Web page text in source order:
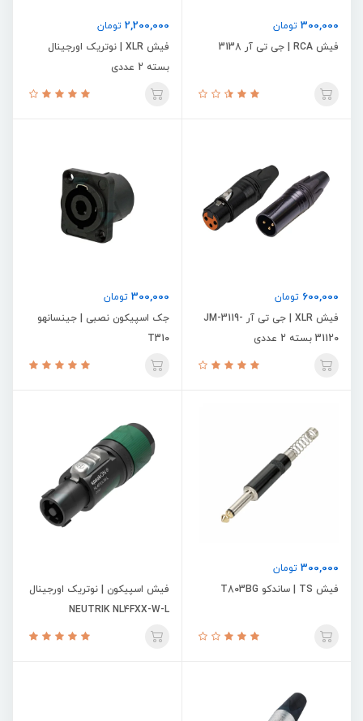
300,000 تومان
فیش RCA | جی تی آر 3138
2,200,000 تومان
فیش XLR | نوتریک اورجینال
بسته 2 عددی
600,000 تومان
فیش XLR | جی تی آر JM-3119-
31120 بسته 2 عددی
300,000 تومان
جک اسپیکون نصبی | جینسانهو
T310
300,000 تومان
فیش TS | ساندکو T803BG
فیش اسپیکون | نوتریک اورجینال
NEUTRIK NL4FXX-W-L